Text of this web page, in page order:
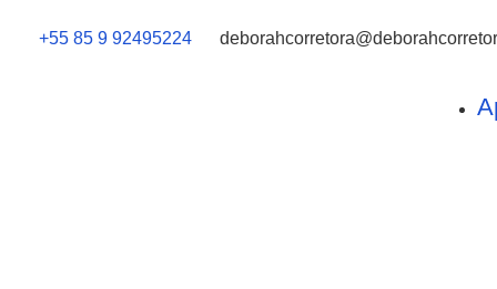
+55 85 9 92495224